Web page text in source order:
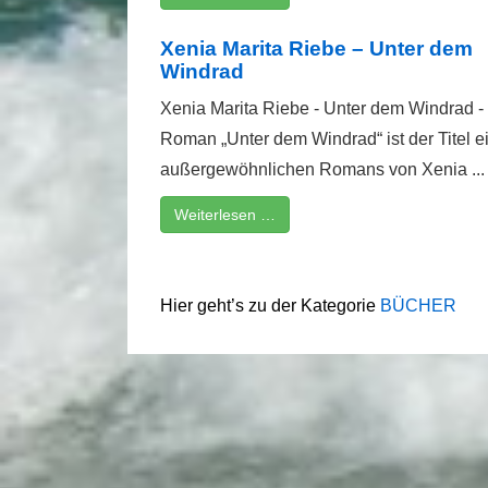
Xenia Marita Riebe – Unter dem
Windrad
Xenia Marita Riebe - Unter dem Windrad -
Roman „Unter dem Windrad“ ist der Titel
außergewöhnlichen Romans von Xenia ...
Weiterlesen …
Hier geht’s zu der Kategorie BÜCHER